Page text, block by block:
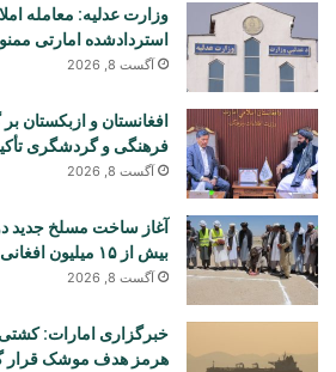
وزارت عدلیه: معامله
استردادشده امارتی
آگست 8, 2026
افغانستان و ازبکستان
فرهنگی و گردشگری
آگست 8, 2026
آغاز ساخت مسلخ جدید
بیش از ۱۵ میلیون افغانی
آگست 8, 2026
خبرگزاری امارات:
هرمز هدف موشک قرار